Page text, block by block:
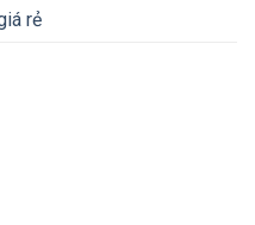
rẻ